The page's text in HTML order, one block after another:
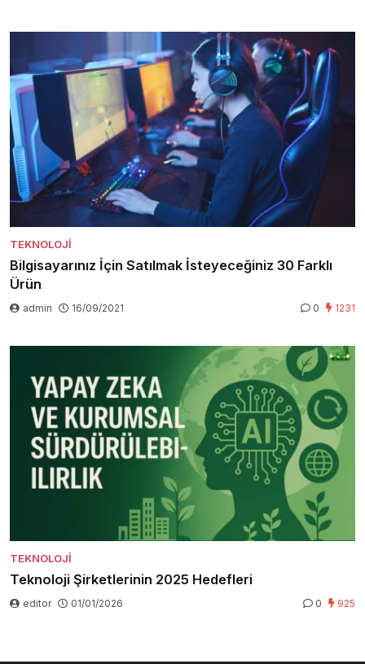
TEKNOLOJI
Bilgisayarınız İçin Satılmak İsteyeceğiniz 30 Farklı
Ürün
admin 16/09/2021 0 1231
TEKNOLOJI
Teknoloji Şirketlerinin 2025 Hedefleri
editor 01/01/2026 0 925